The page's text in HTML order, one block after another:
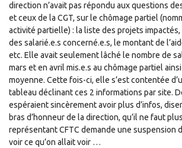
direction n’avait pas répondu aux questions
et ceux de la CGT, sur le chômage partiel
activité partielle) : la liste des projets
des salarié.e.s concerné.e.s, le montant de
etc. Elle avait seulement lâché le nombre de
mars et en avril mis.e.s au chômage partiel
moyenne. Cette fois-ci, elle s’est contentée
tableau déclinant ces 2 informations par site.
espéraient sincèrement avoir plus d’infos,
bras d’honneur de la direction, qu’il ne faut
représentant CFTC demande une suspension
voir ce qu’on allait voir …